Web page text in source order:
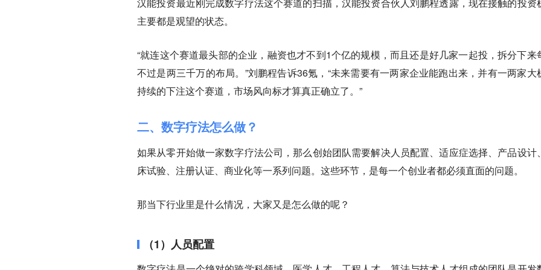
主要都是观望的状态。
“就连这个赛道最头部的企业，融资也才不到1个亿的规模，而且还是好几家一起投，拆分下来
不过是两三千万的布局。”刘鹏程告诉36氪，“未来需要有一两家企业能跑出来，并有一两家大
持续的下注这个赛道，市场风向标才算真正确立了。”
二、数字疗法怎么做？
如果从零开始做一家数字疗法公司，那么创始团队需要解决人员配置、适应症选择、产品设计
床试验、注册认证、商业化等一系列问题。这些环节，是每一个创业者都必须直面的问题。
那当下行业里是什么情况，大家又是怎么做的呢？
（1）人员配置